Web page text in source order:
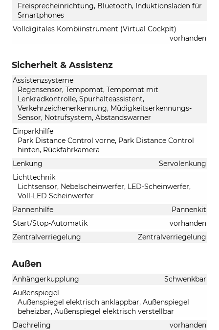
Freisprecheinrichtung, Bluetooth, Induktionsladen für
Smartphones
Volldigitales Kombiinstrument (Virtual Cockpit)
vorhanden
Sicherheit & Assistenz
Assistenzsysteme
Regensensor, Tempomat, Tempomat mit
Lenkradkontrolle, Spurhalteassistent,
Verkehrzeichenerkennung, Müdigkeitserkennungs-
Sensor, Notrufsystem, Abstandswarner
Einparkhilfe
Park Distance Control vorne, Park Distance Control
hinten, Rückfahrkamera
Lenkung
Servolenkung
Lichttechnik
Lichtsensor, Nebelscheinwerfer, LED-Scheinwerfer,
Voll-LED Scheinwerfer
Pannenhilfe
Pannenkit
Start/Stop-Automatik
vorhanden
Zentralverriegelung
Zentralverriegelung
Außen
Anhängerkupplung
Schwenkbar
Außenspiegel
Außenspiegel elektrisch anklappbar, Außenspiegel
beheizbar, Außenspiegel elektrisch verstellbar
Dachreling
vorhanden